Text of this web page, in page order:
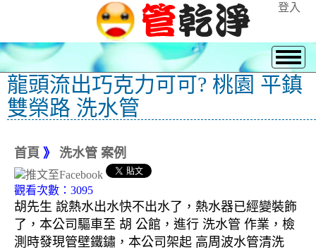
登入
龍頭流出巧克力可可? 桃園 平鎮
雙榮路 洗水管
首頁 》 洗水管 案例
觀看次數：3095
胡先生 說熱水出水快不出水了，熱水器已經變裝飾
了，本公司驅車至 胡 公館，進行 洗水管 作業，檢
測時發現管壁鐵鏽，本公司架起 高周波水管清洗